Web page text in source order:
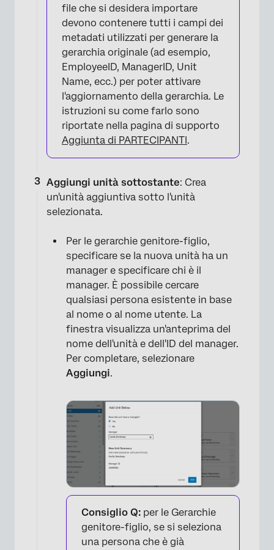
×
file che si desidera importare
devono contenere tutti i campi dei
metadati utilizzati per generare la
gerarchia originale (ad esempio,
EmployeeID, ManagerID, Unit
Name, ecc.) per poter attivare
l'aggiornamento della gerarchia. Le
istruzioni su come farlo sono
riportate nella pagina di supporto
Aggiunta di PARTECIPANTI.
Aggiungi unità sottostante: Crea
un'unità aggiuntiva sotto l'unità
selezionata.
Per le gerarchie genitore-figlio,
specificare se la nuova unità ha un
manager e specificare chi è il
manager. È possibile cercare
qualsiasi persona esistente in base
al nome o al nome utente. La
finestra visualizza un'anteprima del
nome dell'unità e dell'ID del manager.
Per completare, selezionare
Aggiungi.
Consiglio Q: per le Gerarchie
genitore-figlio, se si seleziona
una persona che è già